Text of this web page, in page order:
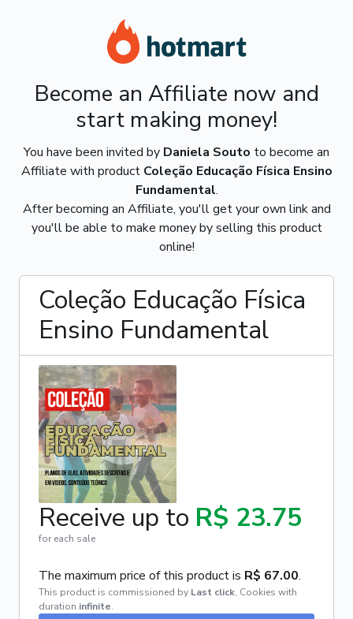
Become an Affiliate now and
start making money!
You have been invited by Daniela Souto to become an
Affiliate with product Coleção Educação Física Ensino
Fundamental.
After becoming an Affiliate, you'll get your own link and
you'll be able to make money by selling this product
online!
Coleção Educação Física
Ensino Fundamental
Receive up to R$ 23.75
for each sale
The maximum price of this product is R$ 67.00.
This product is commissioned by Last click, Cookies with
duration infinite.